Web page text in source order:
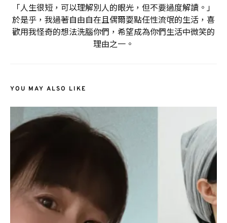
「人生很短，可以理解別人的眼光，但不要過度解讀。」
於是乎，我過著自由自在且偶爾耍點任性流氓的生活，喜
歡用我怪奇的想法洗腦你們，希望成為你們生活中微笑的
理由之一。
YOU MAY ALSO LIKE